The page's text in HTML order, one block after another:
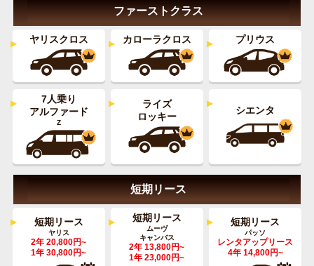
ファーストクラス
ヤリスクロス カローラクロス プリウス
7人乗り
アルファード
Z
ライズ
ロッキー
シエンタ
短期リース
短期リース
ヤリス
2年 20,800円~
1年 30,800円~
短期リース
ムーヴ
キャンバス
2年 13,800円~
1年 23,000円~
短期リース
パッソ
レンタアップリース
4年 14,800円~